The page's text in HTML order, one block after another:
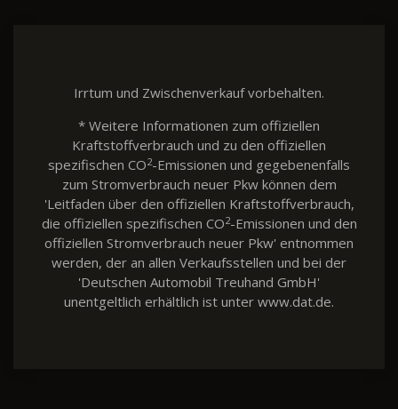
Irrtum und Zwischenverkauf vorbehalten.
* Weitere Informationen zum offiziellen
Kraftstoffverbrauch und zu den offiziellen
spezifischen CO2-Emissionen und gegebenenfalls
zum Stromverbrauch neuer Pkw können dem
'Leitfaden über den offiziellen Kraftstoffverbrauch,
die offiziellen spezifischen CO2-Emissionen und den
offiziellen Stromverbrauch neuer Pkw' entnommen
werden, der an allen Verkaufsstellen und bei der
'Deutschen Automobil Treuhand GmbH'
unentgeltlich erhältlich ist unter www.dat.de.